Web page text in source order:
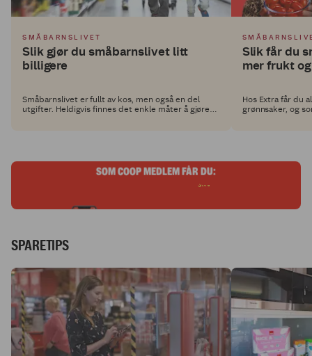
SMÅBARNSLIVET
Slik gjør du småbarnslivet litt
billigere
Småbarnslivet er fullt av kos, men også en del
utgifter. Heldigvis finnes det enkle måter å gjøre
Slik får du
mer frukt
Hos Extra får du
grønnsaker, og
SPARETIPS